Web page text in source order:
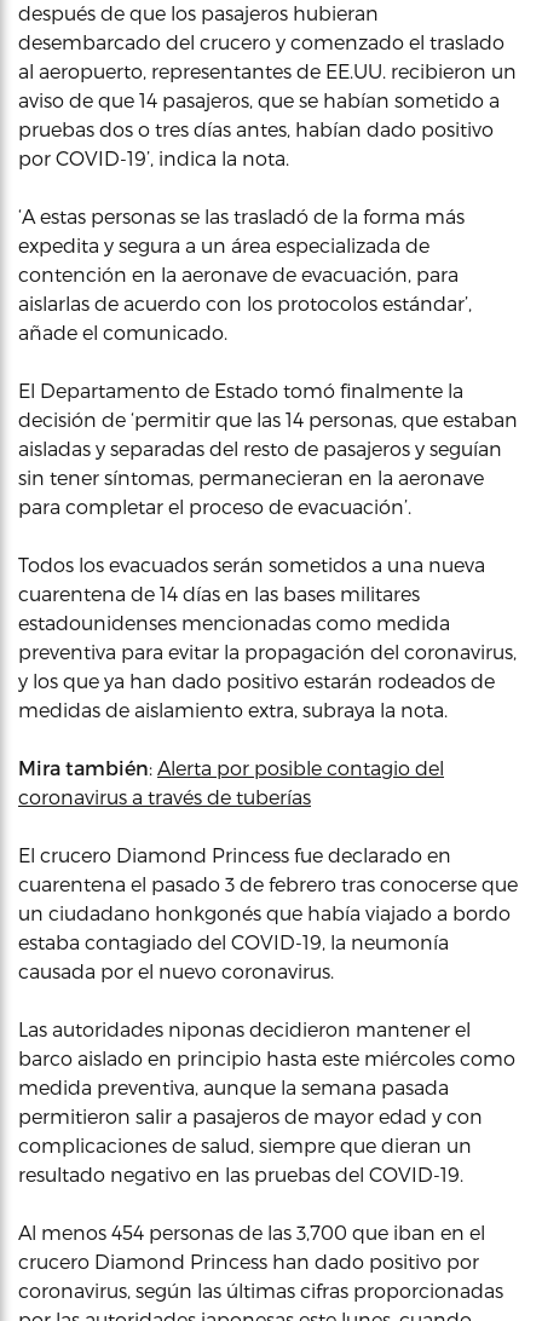
después de que los pasajeros hubieran
desembarcado del crucero y comenzado el traslado
al aeropuerto, representantes de EE.UU. recibieron un
aviso de que 14 pasajeros, que se habían sometido a
pruebas dos o tres días antes, habían dado positivo
por COVID-19’, indica la nota.
‘A estas personas se las trasladó de la forma más
expedita y segura a un área especializada de
contención en la aeronave de evacuación, para
aislarlas de acuerdo con los protocolos estándar’,
añade el comunicado.
El Departamento de Estado tomó finalmente la
decisión de ‘permitir que las 14 personas, que estaban
aisladas y separadas del resto de pasajeros y seguían
sin tener síntomas, permanecieran en la aeronave
para completar el proceso de evacuación’.
Todos los evacuados serán sometidos a una nueva
cuarentena de 14 días en las bases militares
estadounidenses mencionadas como medida
preventiva para evitar la propagación del coronavirus,
y los que ya han dado positivo estarán rodeados de
medidas de aislamiento extra, subraya la nota.
Mira también: Alerta por posible contagio del
coronavirus a través de tuberías
El crucero Diamond Princess fue declarado en
cuarentena el pasado 3 de febrero tras conocerse que
un ciudadano honkgonés que había viajado a bordo
estaba contagiado del COVID-19, la neumonía
causada por el nuevo coronavirus.
Las autoridades niponas decidieron mantener el
barco aislado en principio hasta este miércoles como
medida preventiva, aunque la semana pasada
permitieron salir a pasajeros de mayor edad y con
complicaciones de salud, siempre que dieran un
resultado negativo en las pruebas del COVID-19.
Al menos 454 personas de las 3,700 que iban en el
crucero Diamond Princess han dado positivo por
coronavirus, según las últimas cifras proporcionadas